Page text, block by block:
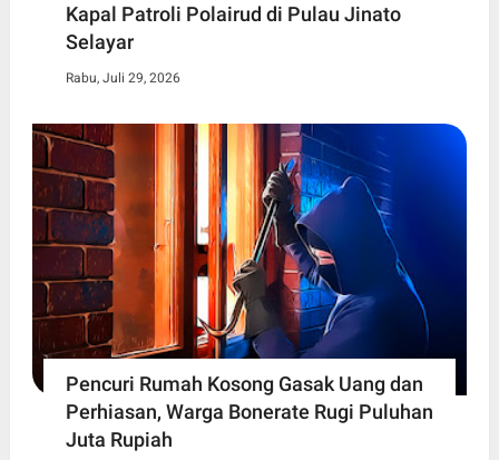
Kapal Patroli Polairud di Pulau Jinato
Selayar
Rabu, Juli 29, 2026
Pencuri Rumah Kosong Gasak Uang dan
Perhiasan, Warga Bonerate Rugi Puluhan
Juta Rupiah